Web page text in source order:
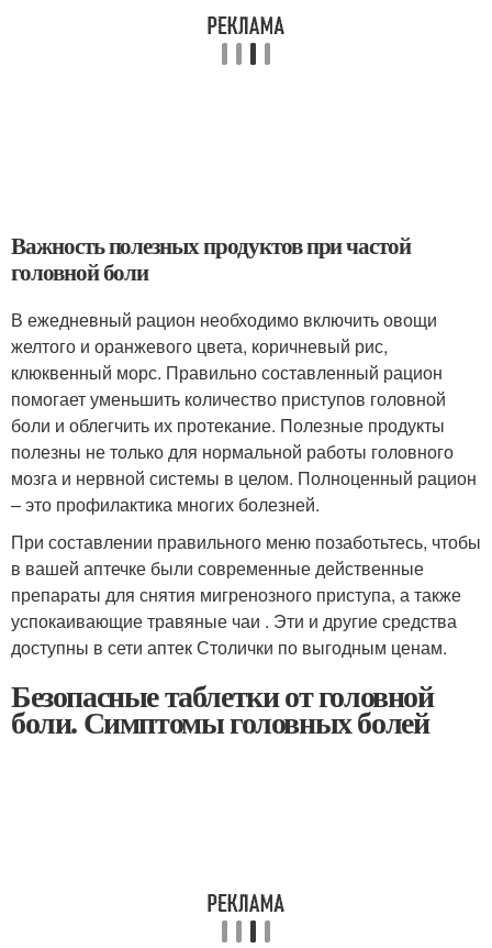
Важность полезных продуктов при частой
головной боли
В ежедневный рацион необходимо включить овощи
желтого и оранжевого цвета, коричневый рис,
клюквенный морс. Правильно составленный рацион
помогает уменьшить количество приступов головной
боли и облегчить их протекание. Полезные продукты
полезны не только для нормальной работы головного
мозга и нервной системы в целом. Полноценный рацион
– это профилактика многих болезней.
При составлении правильного меню позаботьтесь, чтобы
в вашей аптечке были современные действенные
препараты для снятия мигренозного приступа, а также
успокаивающие травяные чаи . Эти и другие средства
доступны в сети аптек Столички по выгодным ценам.
Безопасные таблетки от головной
боли. Симптомы головных болей